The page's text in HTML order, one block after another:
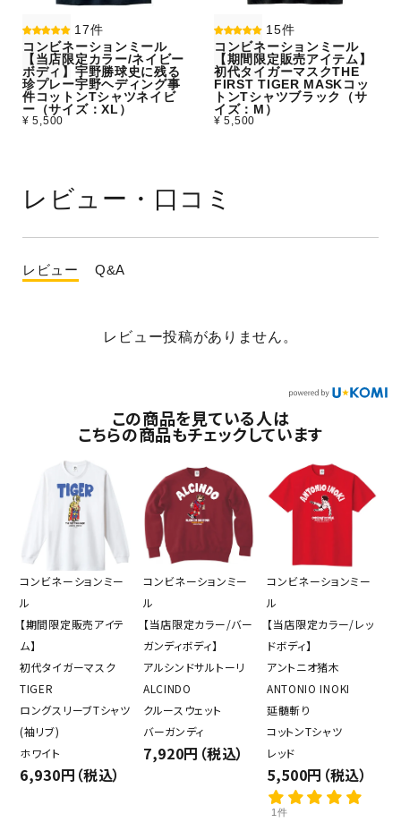
17件
コンビネーションミール
【当店限定カラー/ネイビー
ボディ】宇野勝球史に残る
珍プレー宇野ヘディング事
件コットンTシャツネイビ
ー（サイズ：XL）
¥ 5,500
15件
コンビネーションミール
【期間限定販売アイテム】
初代タイガーマスクTHE
FIRST TIGER MASKコッ
トンTシャツブラック（サ
イズ：M）
¥ 5,500
レビュー・口コミ
レビュー Q&A
レビュー投稿がありません。
この商品を見ている人は
こちらの商品もチェックしています
コンビネーションミー
ル
【期間限定販売アイテ
ム】
初代タイガーマスク
TIGER
ロングスリーブTシャツ
(袖リブ)
ホワイト
6,930円（税込）
コンビネーションミー
ル
【当店限定カラー/バー
ガンディボディ】
アルシンドサルトーリ
ALCINDO
クルースウェット
バーガンディ
7,920円（税込）
コンビネーションミー
ル
【当店限定カラー/レッ
ドボディ】
アントニオ猪木
ANTONIO INOKI
延髄斬り
コットンTシャツ
レッド
5,500円（税込）
1件